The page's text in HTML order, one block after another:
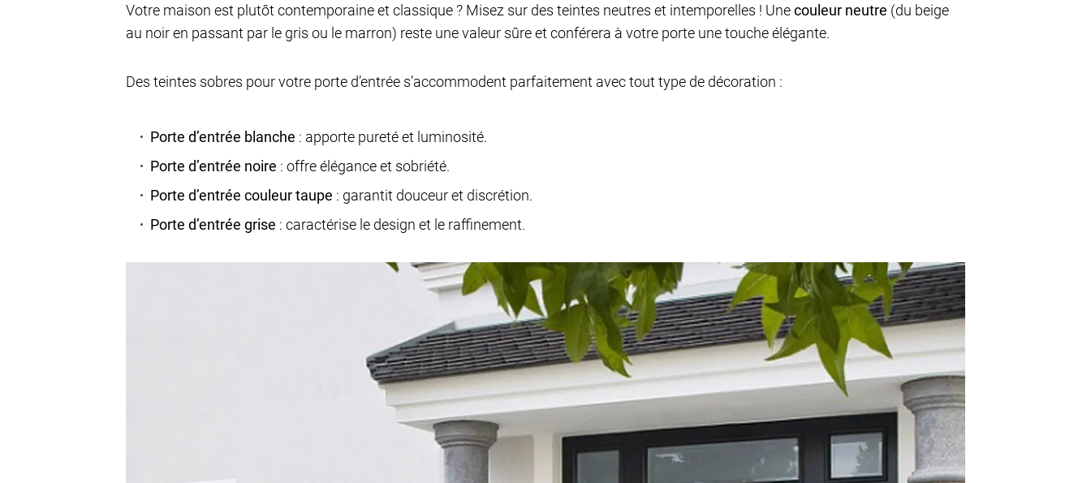
Votre maison est plutôt contemporaine et classique ? Misez sur des teintes neutres et intemporelles ! Unecouleur neutre (du beige
au noir en passant par le gris ou le marron) reste une valeur sûre et conférera à votre porte une touche élégante.
Des teintes sobres pour votre porte d’entrée s’accommodent parfaitement avec tout type de décoration :
Porte d’entrée blanche : apporte pureté et luminosité.
Porte d’entrée noire : offre élégance et sobriété.
Porte d’entrée couleur taupe : garantit douceur et discrétion.
Porte d’entrée grise : caractérise le design et le raffinement.